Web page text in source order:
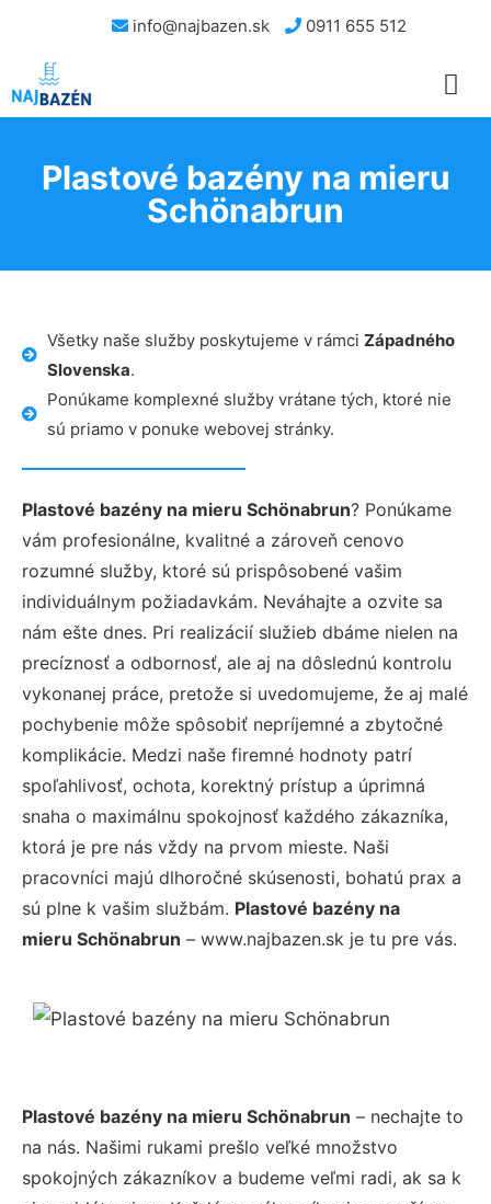
info@najbazen.sk 0911 655 512
Plastové bazény na mieru
Schönabrun
Všetky naše služby poskytujeme v rámci Západného
Slovenska.
Ponúkame komplexné služby vrátane tých, ktoré nie
sú priamo v ponuke webovej stránky.
Plastové bazény na mieru Schönabrun? Ponúkame
vám profesionálne, kvalitné a zároveň cenovo
rozumné služby, ktoré sú prispôsobené vašim
individuálnym požiadavkám. Neváhajte a ozvite sa
nám ešte dnes. Pri realizácií služieb dbáme nielen na
precíznosť a odbornosť, ale aj na dôslednú kontrolu
vykonanej práce, pretože si uvedomujeme, že aj malé
pochybenie môže spôsobiť nepríjemné a zbytočné
komplikácie. Medzi naše firemné hodnoty patrí
spoľahlivosť, ochota, korektný prístup a úprimná
snaha o maximálnu spokojnosť každého zákazníka,
ktorá je pre nás vždy na prvom mieste. Naši
pracovníci majú dlhoročné skúsenosti, bohatú prax a
sú plne k vašim službám. Plastové bazény na
mieru Schönabrun – www.najbazen.sk je tu pre vás.
Plastové bazény na mieru Schönabrun – nechajte to
na nás. Našimi rukami prešlo veľké množstvo
spokojných zákazníkov a budeme veľmi radi, ak sa k